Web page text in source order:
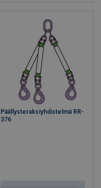
Päällysteraksiyhdistelmä RR-
376